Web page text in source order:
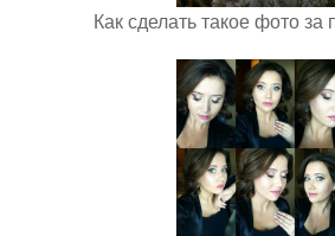
Как сделать такое фото за